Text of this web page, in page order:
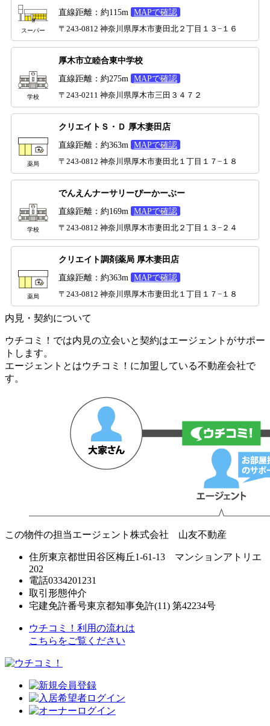
スーパー
直線距離：約115m MAPで確認
〒243-0812 神奈川県厚木市妻田北２丁目１３−１６
学校
厚木市立睦合東中学校
直線距離：約275m
MAPで確認
〒243-0211 神奈川県厚木市三田３４７２
薬局
クリエイトＳ・Ｄ 厚木妻田店
直線距離：約363m
MAPで確認
〒243-0812 神奈川県厚木市妻田北１丁目１７−１８
学校
でんえんナーサリーぴーかーぶー
直線距離：約169m
MAPで確認
〒243-0812 神奈川県厚木市妻田北２丁目１３−２４
薬局
クリエイト調剤薬局 厚木妻田店
直線距離：約363m
MAPで確認
〒243-0812 神奈川県厚木市妻田北１丁目１７−１８
内見・契約について
ウチコミ！では内見の立会いと契約はエージェントがサポー
トします。
エージェントとはウチコミ！に加盟している不動産会社で
す。
この物件の担当エージェント 株式会社 山友不動産
住所東京都世田谷区梅丘1-61-13 マンションアトリエ
202
電話0334201231
取引形態仲介
宅建免許番号東京都知事免許(11) 第42234号
ウチコミ！利用の流れは
こちらをご覧ください